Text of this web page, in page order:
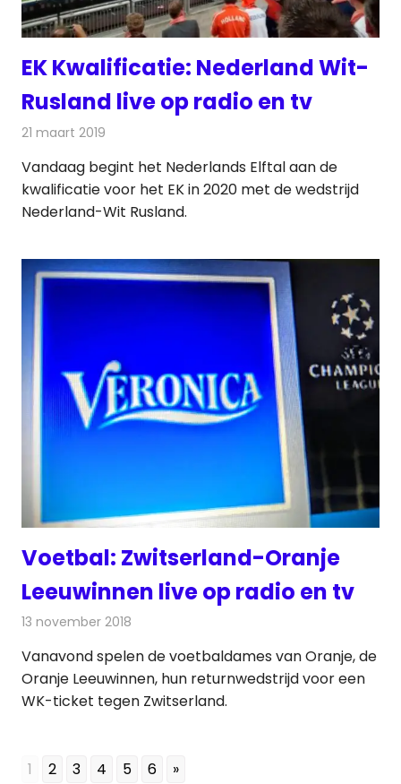
EK Kwalificatie: Nederland Wit-
Rusland live op radio en tv
21 maart 2019
Vandaag begint het Nederlands Elftal aan de
kwalificatie voor het EK in 2020 met de wedstrijd
Nederland-Wit Rusland.
Voetbal: Zwitserland-Oranje
Leeuwinnen live op radio en tv
13 november 2018
Vanavond spelen de voetbaldames van Oranje, de
Oranje Leeuwinnen, hun returnwedstrijd voor een
WK-ticket tegen Zwitserland.
1 2 3 4 5 6 »